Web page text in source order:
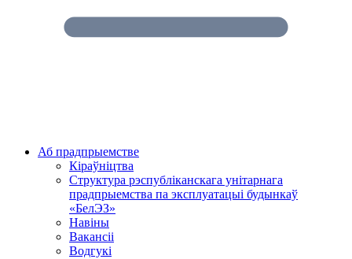
Аб прадпрыемстве
Кіраўніцтва
Структура рэспубліканскага унітарнага
прадпрыемства па эксплуатацыі будынкаў
«БелЭЗ»
Навіны
Вакансіі
Водгукі